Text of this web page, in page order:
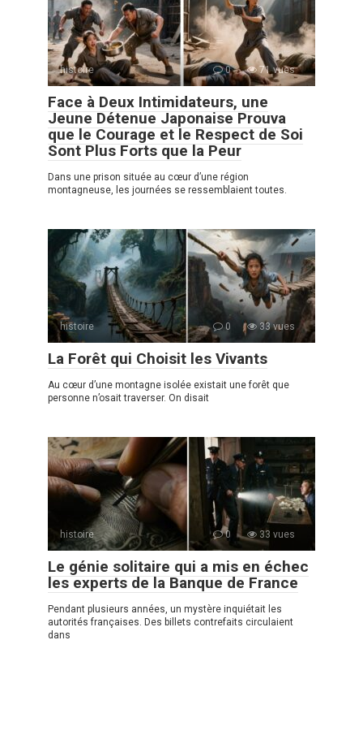
histoire 0 71 vues
Face à Deux Intimidateurs, une
Jeune Détenue Japonaise Prouva
que le Courage et le Respect de Soi
Sont Plus Forts que la Peur
Dans une prison située au cœur d’une région
montagneuse, les journées se ressemblaient toutes.
histoire 0 33 vues
La Forêt qui Choisit les Vivants
Au cœur d’une montagne isolée existait une forêt que
personne n’osait traverser. On disait
histoire 0 33 vues
Le génie solitaire qui a mis en échec
les experts de la Banque de France
Pendant plusieurs années, un mystère inquiétait les
autorités françaises. Des billets contrefaits circulaient
dans